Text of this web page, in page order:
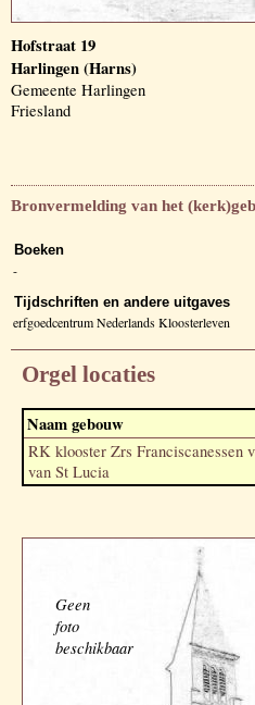
Hofstraat 19
Harlingen (Harns)
Gemeente Harlingen
Friesland
Bronvermelding van het
Boeken
-
Tijdschriften en andere uitgaves
erfgoedcentrum Nederlands Kloosterleven
Orgel locaties
Naam gebouw
RK klooster Zrs Franciscanessen
van St Lucia
Geen
foto
beschikbaar